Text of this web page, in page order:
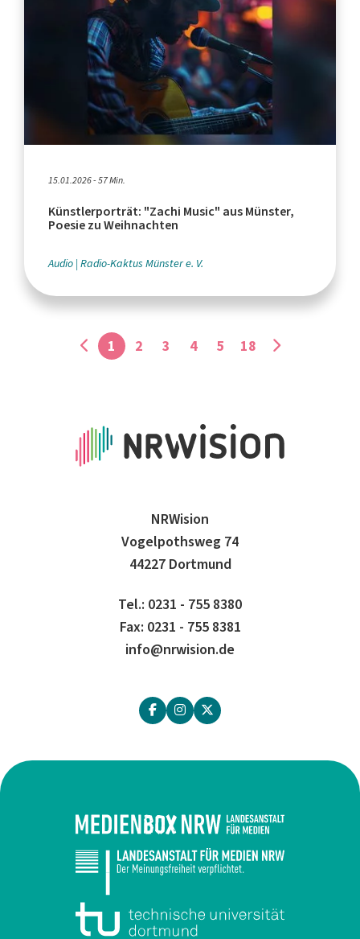
15.01.2026 - 57 Min.
Künstlerporträt: "Zachi Music" aus Münster,
Poesie zu Weihnachten
Audio Radio-Kaktus Münster e. V.
1 2 3 4 5 18
NRWision
Vogelpothsweg 74
44227 Dortmund
Tel.: 0231 - 755 8380
Fax: 0231 - 755 8381
info@nrwision.de